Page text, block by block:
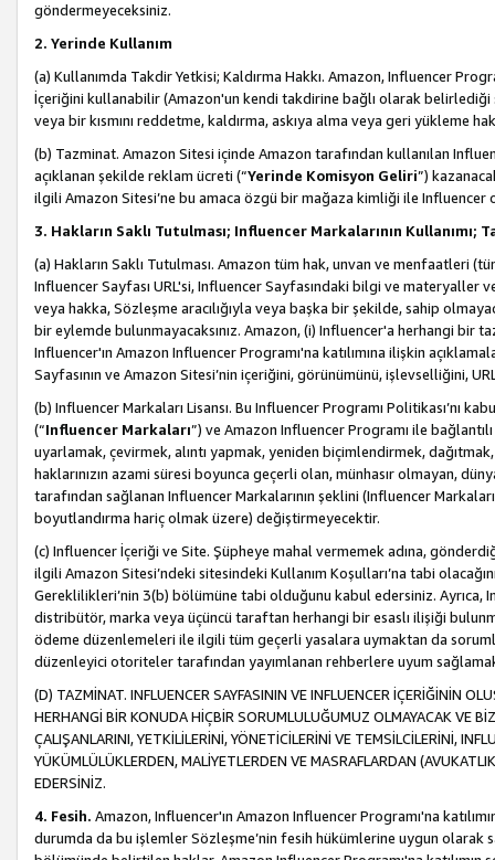
göndermeyeceksiniz.
2. Yerinde Kullanım
(a) Kullanımda Takdir Yetkisi; Kaldırma Hakkı. Amazon, Influencer
İçeriğini kullanabilir (Amazon'un kendi takdirine bağlı olarak belirlediği
veya bir kısmını reddetme, kaldırma, askıya alma veya geri yükleme
(b) Tazminat. Amazon Sitesi içinde Amazon tarafından kullanılan
açıklanan şekilde reklam ücreti (“Yerinde Komisyon Geliri”)
ilgili Amazon Sitesi’ne bu amaca özgü bir mağaza kimliği ile Influencer
3. Hakların Saklı Tutulması; Influencer Markalarının Kullanımı;
(a) Hakların Saklı Tutulması. Amazon tüm hak, unvan ve menfaatleri
Influencer Sayfası URL'si, Influencer Sayfasındaki bilgi ve materyaller
veya hakka, Sözleşme aracılığıyla veya başka bir şekilde, sahip
bir eylemde bulunmayacaksınız. Amazon, (i) Influencer'a herhangi bir
Influencer'ın Amazon Influencer Programı'na katılımına ilişkin
Sayfasının ve Amazon Sitesi’nin içeriğini, görünümünü, işlevselliğini,
(b) Influencer Markaları Lisansı. Bu Influencer Programı Politikası’nı
(“Influencer Markaları”) ve Amazon Influencer Programı ile
uyarlamak, çevirmek, alıntı yapmak, yeniden biçimlendirmek,
haklarınızın azami süresi boyunca geçerli olan, münhasır olmayan,
tarafından sağlanan Influencer Markalarının şeklini (Influencer
boyutlandırma hariç olmak üzere) değiştirmeyecektir.
(c) Influencer İçeriği ve Site. Şüpheye mahal vermemek adına,
ilgili Amazon Sitesi’ndeki sitesindeki Kullanım Koşulları’na tabi
Gereklilikleri’nin 3(b) bölümüne tabi olduğunu kabul edersiniz. Ayrıca,
distribütör, marka veya üçüncü taraftan herhangi bir esaslı ilişiği
ödeme düzenlemeleri ile ilgili tüm geçerli yasalara uymaktan da
düzenleyici otoriteler tarafından yayımlanan rehberlere uyum
(D) TAZMİNAT. INFLUENCER SAYFASININ VE INFLUENCER İÇERİĞİNİN
HERHANGİ BİR KONUDA HİÇBİR SORUMLULUĞUMUZ OLMAYACAK VE
ÇALIŞANLARINI, YETKİLİLERİNİ, YÖNETİCİLERİNİ VE TEMSİLCİLERİNİ,
YÜKÜMLÜLÜKLERDEN, MALİYETLERDEN VE MASRAFLARDAN
EDERSİNİZ.
4. Fesih. Amazon, Influencer'ın Amazon Influencer Programı'na
durumda da bu işlemler Sözleşme’nin fesih hükümlerine uygun olarak